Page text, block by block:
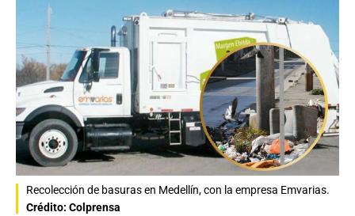
Recolección de basuras en Medellín, con la empresa Emvarias.
Crédito: Colprensa